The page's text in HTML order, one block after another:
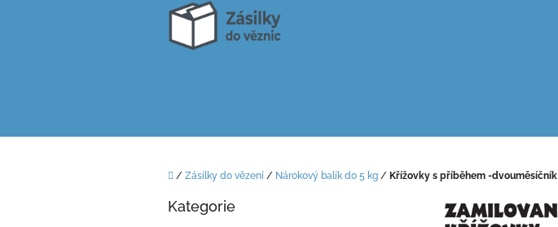
Domů
/ Zásilky do vězení / Nárokový balík do 5 kg / Křížovky s příběhem -dvouměsíčník
Přeskočit
Kategorie